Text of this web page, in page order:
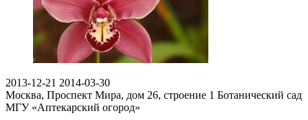
2013-12-21 2014-03-30
Москва, Проспект Мира, дом 26, строение 1 Ботанический сад
МГУ «Аптекарский огород»